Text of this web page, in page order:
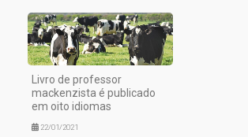
Livro de professor
mackenzista é publicado
em oito idiomas
22/01/2021